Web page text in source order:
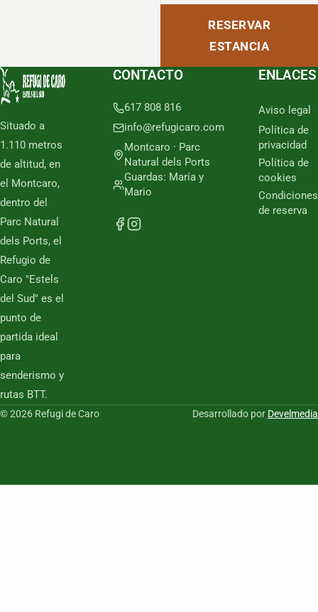
RESERVAR
ESTANCIA
Situado a
1.110 metros
de altitud, en
el Montcaro,
dentro del
Parc Natural
dels Ports, el
Refugio de
Caro "Estels
del Sud" es el
punto de
partida ideal
para
senderismo y
rutas BTT.
CONTACTO
617 808 816
info@refugicaro.com
Montcaro · Parc
Natural dels Ports
Guardas: María y
Mario
ENLACES
Aviso legal
Política de
privacidad
Política de
cookies
Condiciones
de reserva
© 2026 Refugi de Caro Desarrollado por Develmedia